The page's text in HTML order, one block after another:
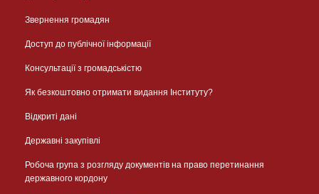
Звернення громадян
Доступ до публічної інформації
Консультації з громадськістю
Як безкоштовно отримати видання Інституту?
Відкриті дані
Державні закупівлі
Робоча група з розгляду документів на право перетинання
державного кордону